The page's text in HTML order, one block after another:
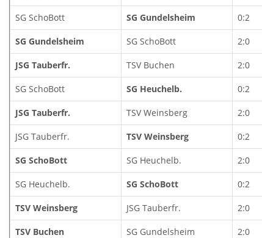
SG SchoBott SG Gundelsheim 0:2
SG Gundelsheim SG SchoBott 2:0
JSG Tauberfr. TSV Buchen 2:0
SG SchoBott SG Heuchelb. 0:2
JSG Tauberfr. TSV Weinsberg 2:0
JSG Tauberfr. TSV Weinsberg 0:2
SG SchoBott SG Heuchelb. 2:0
SG Heuchelb. SG SchoBott 0:2
TSV Weinsberg JSG Tauberfr. 2:0
TSV Buchen SG Gundelsheim 2:0